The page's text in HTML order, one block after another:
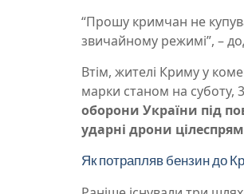
“Прошу кримчан не
звичайному режимі”, –
Втім, жителі Криму у
марки станом на суботу,
оборони України під
ударні дрони
Як потрапляв бензин до